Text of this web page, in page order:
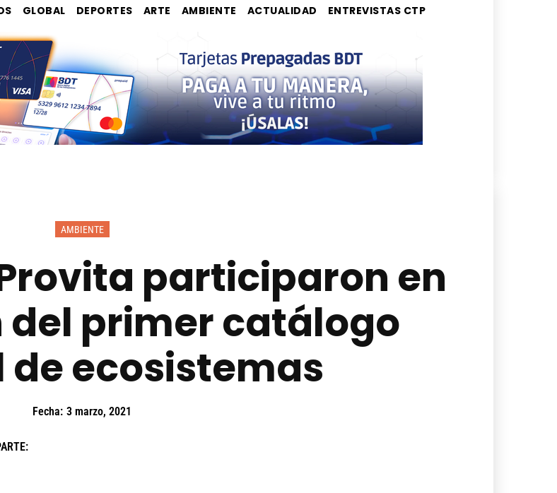
GLOBAL DEPORTES ARTE AMBIENTE ACTUALIDAD ENTREVISTAS CTP
AMBIENTE
participaron en
primer catálogo
ecosistemas
Fecha: 3 marzo, 2021